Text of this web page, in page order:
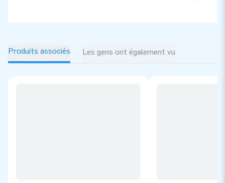
Produits associés Les gens ont également vu